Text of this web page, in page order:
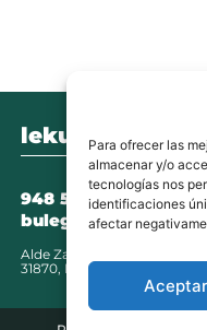
Para ofrecer las
almacenar y/o
tecnologías nos
identificaciones
afectar
Aceptar
lekunberri.eus
948 504 211
Alde Zaharra 41,
31870, Lekunberri